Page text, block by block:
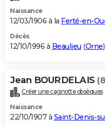
Naissance
12/03/1906 à la Ferté-en-
Décès
12/10/1996 à Beaulieu (Orne)
Jean BOURDELAIS
Créer une cagnotte obsèques
Naissance
22/10/1907 à Saint-Denis-